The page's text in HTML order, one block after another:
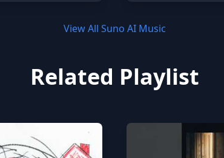
View All Suno AI Music
Related Playlist